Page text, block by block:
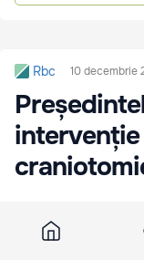
Rbc 10 decembrie
suferit o